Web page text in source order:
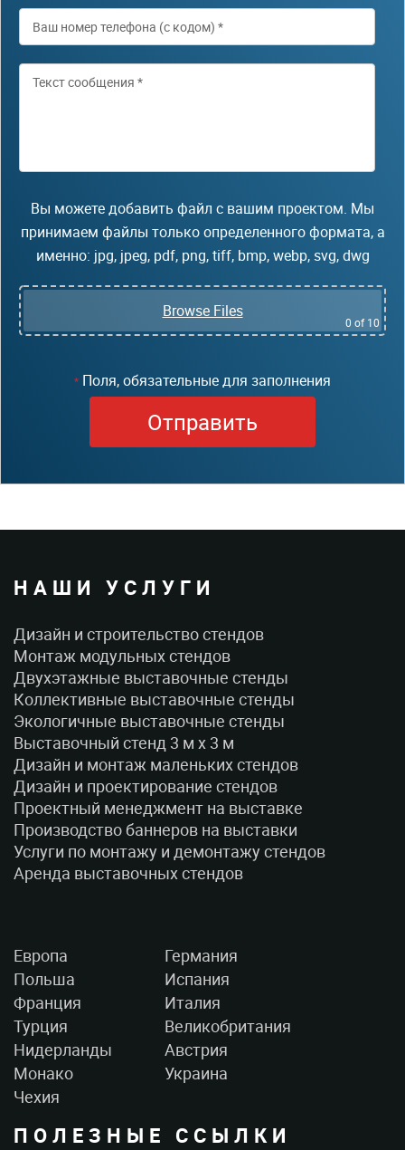
Вы можете добавить файл с вашим проектом. Мы
принимаем файлы только определенного формата, а
именно: jpg, jpeg, pdf, png, tiff, bmp, webp, svg, dwg
Browse Files
0 of 10
* Поля, обязательные для заполнения
НАШИ УСЛУГИ
Дизайн и строительство стендов
Монтаж модульных стендов
Двухэтажные выставочные стенды
Коллективные выставочные стенды
Экологичные выставочные стенды
Выставочный стенд 3 м x 3 м
Дизайн и монтаж маленьких стендов
Дизайн и проектирование стендов
Проектный менеджмент на выставке
Производство баннеров на выставки
Услуги по монтажу и демонтажу стендов
Аренда выставочных стендов
Европа
Германия
Польша
Испания
Франция
Италия
Турция
Великобритания
Нидерланды
Австрия
Монако
Украина
Чехия
ПОЛЕЗНЫЕ ССЫЛКИ